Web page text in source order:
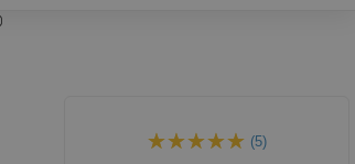
за линейно оттичане 50 см,
(5)